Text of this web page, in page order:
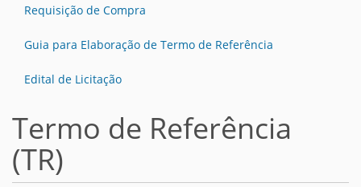
Requisição de Compra
Guia para Elaboração de Termo de Referência
Edital de Licitação
Termo de Referência
(TR)